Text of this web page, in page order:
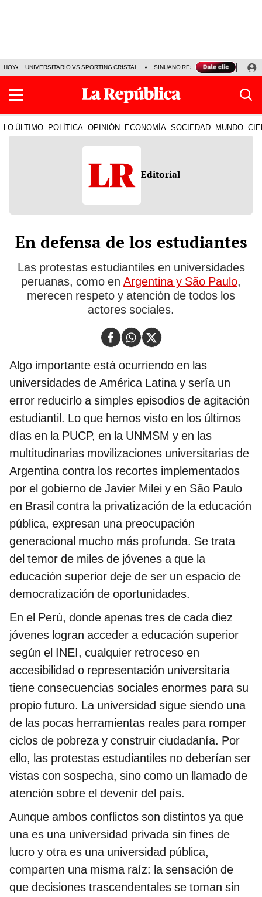
HOY UNIVERSITARIO VS SPORTING CRISTAL SINUANO RESULTADOS HOY
LO ÚLTIMO POLÍTICA OPINIÓN ECONOMÍA SOCIEDAD MUNDO
Editorial
En defensa de los estudiantes
Las protestas estudiantiles en universidades
peruanas, como en Argentina y São Paulo,
merecen respeto y atención de todos los
actores sociales.
Algo importante está ocurriendo en las
universidades de América Latina y sería un
error reducirlo a simples episodios de agitación
estudiantil. Lo que hemos visto en los últimos
días en la PUCP, en la UNMSM y en las
multitudinarias movilizaciones universitarias de
Argentina contra los recortes implementados
por el gobierno de Javier Milei y en São Paulo
en Brasil contra la privatización de la educación
pública, expresan una preocupación
generacional mucho más profunda. Se trata
del temor de miles de jóvenes a que la
educación superior deje de ser un espacio de
democratización de oportunidades.
En el Perú, donde apenas tres de cada diez
jóvenes logran acceder a educación superior
según el INEI, cualquier retroceso en
accesibilidad o representación universitaria
tiene consecuencias sociales enormes para su
propio futuro. La universidad sigue siendo una
de las pocas herramientas reales para romper
ciclos de pobreza y construir ciudadanía. Por
ello, las protestas estudiantiles no deberían ser
vistas con sospecha, sino como un llamado de
atención sobre el devenir del país.
Aunque ambos conflictos son distintos ya que
una es una universidad privada sin fines de
lucro y otra es una universidad pública,
comparten una misma raíz: la sensación de
que decisiones trascendentales se toman sin